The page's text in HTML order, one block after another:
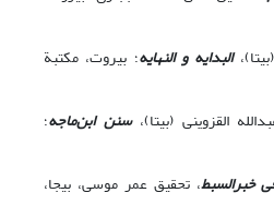
البدایه و النهایه؛ بیروت، مکتبة
القزوینی (بی‏تا)،سنن ابن‌ماجه؛
خبرالسبط، تحقیق عمر موسی، بی‏جا،